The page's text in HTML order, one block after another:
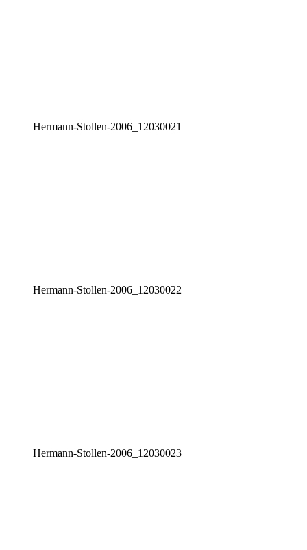
Her­mann-Stol­len-2006_12030021
Her­mann-Stol­len-2006_12030022
Her­mann-Stol­len-2006_12030023